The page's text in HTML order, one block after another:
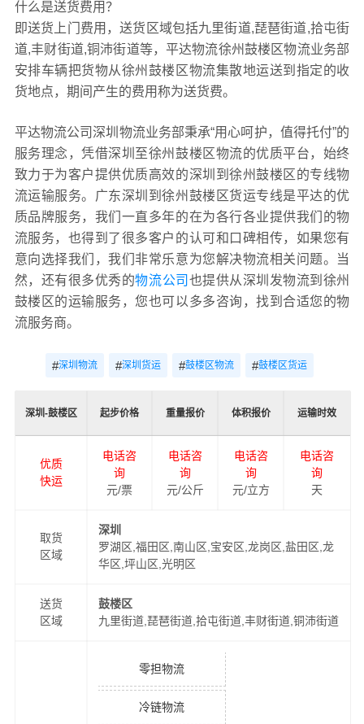
什么是送货费用？
即送货上门费用，送货区域包括九里街道,琵琶街道,拾屯街
道,丰财街道,铜沛街道等，平达物流徐州鼓楼区物流业务部
安排车辆把货物从徐州鼓楼区物流集散地运送到指定的收
货地点，期间产生的费用称为送货费。
平达物流公司深圳物流业务部秉承“用心呵护，值得托付”的
服务理念，凭借深圳至徐州鼓楼区物流的优质平台，始终
致力于为客户提供优质高效的深圳到徐州鼓楼区的专线物
流运输服务。广东深圳到徐州鼓楼区货运专线是平达的优
质品牌服务，我们一直多年的在为各行各业提供我们的物
流服务，也得到了很多客户的认可和口碑相传，如果您有
意向选择我们，我们非常乐意为您解决物流相关问题。当
然，还有很多优秀的物流公司 也提供从深圳发物流到徐州
鼓楼区的运输服务，您也可以多多咨询，找到合适您的物
流服务商。
#深圳物流 #深圳货运 #鼓楼区物流 #鼓楼区货运
深圳-鼓楼区 起步价格 重量报价 体积报价 运输时效
优质
快运
电话咨
询
元/票
电话咨
询
元/公斤
电话咨
询
元/立方
电话咨
询
天
取货
区域
深圳
罗湖区,福田区,南山区,宝安区,龙岗区,盐田区,龙
华区,坪山区,光明区
送货
区域
鼓楼区
九里街道,琵琶街道,拾屯街道,丰财街道,铜沛街道
零担物流
冷链物流